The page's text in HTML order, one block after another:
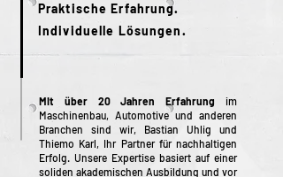
Praktische Erfahrung.
Individuelle Lösungen.
Mit über 20 Jahren Erfahrung im
Maschinenbau, Automotive und anderen
Branchen sind wir, Bastian Uhlig und
Thiemo Karl, Ihr Partner für nachhaltigen
Erfolg. Unsere Expertise basiert auf einer
soliden akademischen Ausbildung und vor